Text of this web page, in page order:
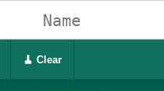
🧹 Clear